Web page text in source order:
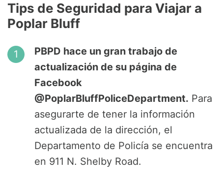
Tips de Seguridad para Viajar a
Poplar Bluff
PBPD hace un gran trabajo de
actualización de su página de
Facebook
@PoplarBluffPoliceDepartment. Para
asegurarte de tener la información
actualizada de la dirección, el
Departamento de Policía se encuentra
en 911 N. Shelby Road.